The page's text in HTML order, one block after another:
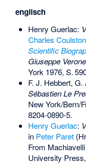
englisch
Henry Guerlac:
Charles
Scientific
Giuseppe
York 1976, S.
F. J. Hebbert,
Sébastien Le
New York/Bern/
8204-0890-5.
Henry Guerlac:
in Peter Paret
From
University